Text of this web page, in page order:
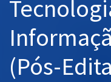
(Pós-